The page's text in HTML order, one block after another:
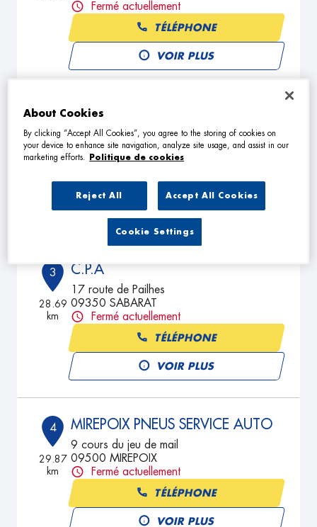
Fermé actuellement
TÉLÉPHONE
VOIR PLUS
2
11.73
km
SPESS'AUTO
FARAIL
31190 MAUVAISIN
Fermé actuellement
TÉLÉPHONE
VOIR PLUS
3
28.69
km
C.P.A
17 route de Pailhes
09350 SABARAT
Fermé actuellement
TÉLÉPHONE
VOIR PLUS
4
29.87
km
MIREPOIX PNEUS SERVICE AUTO
9 cours du jeu de mail
09500 MIREPOIX
Fermé actuellement
TÉLÉPHONE
VOIR PLUS
About Cookies
By clicking “Accept All Cookies”, you agree to the storing of cookies on
your device to enhance site navigation, analyze site usage, and assist in our
marketing efforts.
Politique de cookies
Reject All Accept All Cookies
Cookie Settings